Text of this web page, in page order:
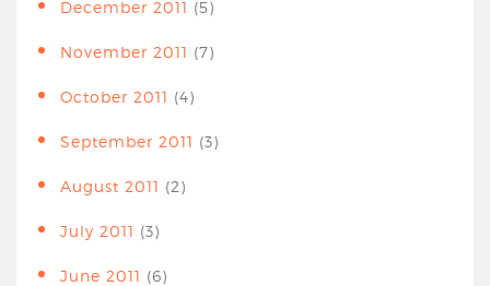
December 2011 (5)
November 2011 (7)
October 2011 (4)
September 2011 (3)
August 2011 (2)
July 2011 (3)
June 2011 (6)